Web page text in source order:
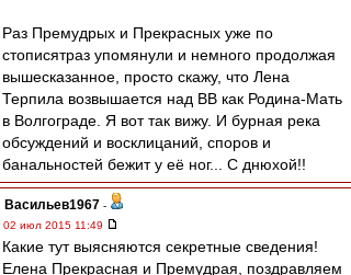
Раз Премудрых и Прекрасных уже по
стописятраз упомянули и немного продолжая
вышесказанное, просто скажу, что Лена
Терпила возвышается над ВВ как Родина-Мать
в Волгограде. Я вот так вижу. И бурная река
обсуждений и восклицаний, споров и
банальностей бежит у её ног... С днюхой!!
Васильев1967 -
02 июл 2015 11:49
Какие тут выясняются секретные сведения!
Елена Прекрасная и Премудрая, поздравляем